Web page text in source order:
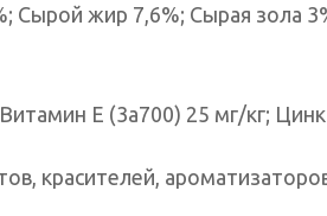
жир 7,6%; Сырая зола
Е (3а700) 25 мг/кг;
красителей,